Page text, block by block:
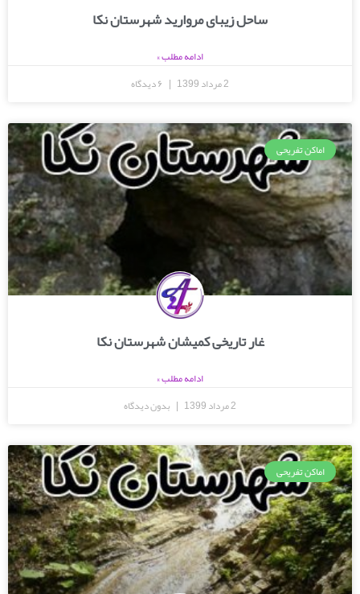
ساحل زیبای مروارید شهرستان نکا
ادامه مطلب »
2 مرداد 1399
اماکن تفریحی
غار تاریخی کمیشان شهرستان نکا
ادامه مطلب »
2 مرداد 1399
بدون دیدگاه
اماکن تفریحی